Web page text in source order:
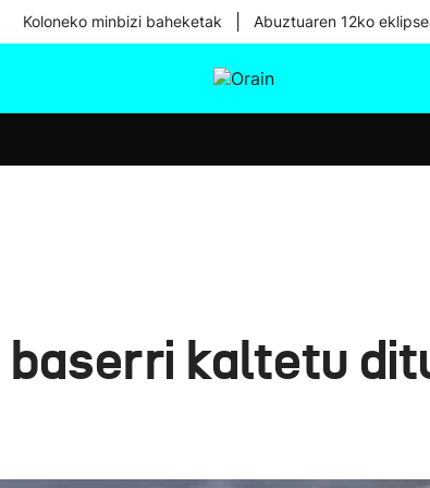
Koloneko minbizi baheketak Abuztuaren 12ko
kaltetu